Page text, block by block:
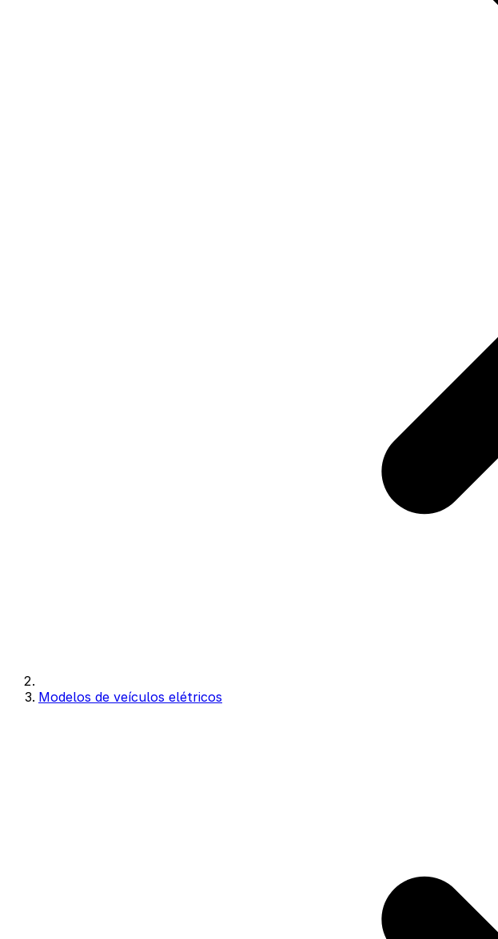
Modelos de veículos elétricos